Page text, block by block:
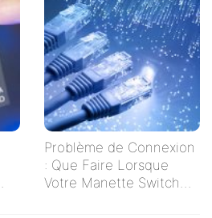
Problème de Connexion
: Que Faire Lorsque
Votre Manette Switch